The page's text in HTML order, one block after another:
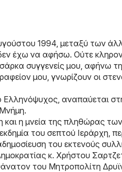
1994, μεταξύ των
δεν έχω να αφήσω. Ούτε
συγγενείς μου, αφήνω
μου, γνωρίζουν οι
αναπαύεται
η μνεία της πληθώρας
του σεπτού Ιεράρχη,
του εκτενούς
κ. Χρήστου
του Μητροπολίτη